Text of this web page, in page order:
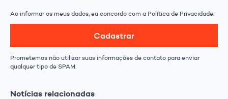
Ao informar os meus dados, eu concordo com a Política de Privacidade.
Cadastrar
Prometemos não utilizar suas informações de contato para enviar
qualquer tipo de SPAM.
Notícias relacionadas